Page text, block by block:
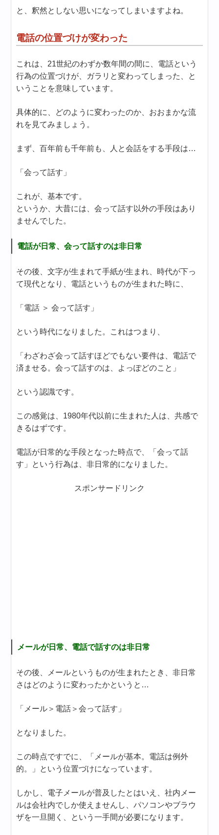
と、釈然としない思いになってしまいますよね。
電話の位置づけが変わった
これは、21世紀のわずか数年間の間に、電話という
行為の位置づけが、ガラリと変わってしまった、と
いうことを意味しています。
具体的に、どのように変わったのか、おおまかな流
れを見てみましょう。
まず、百年前も千年前も、人と会話をする手段は…
「会って話す」
これが、基本です。
というか、大昔には、会って話す以外の手段はあり
ませんでした。
電話が日常、会って話すのは非日常
その後、文字が生まれて手紙が生まれ、時代が下っ
て現代となり、電話というものが生まれた時に、
「電話 ＞ 会って話す」
という時代になりました。これはつまり、
「わざわざ会って話すほどでもない要件は、電話で
済ませる。会って話すのは、よっぽどのこと」
という認識です。
この感覚は、1980年代以前に生まれた人は、共感で
きるはずです。
電話が日常的な手段となった時点で、「会って話
す」という行為は、非日常的になりました。
スポンサードリンク
メールが日常、電話で話すのは非日常
その後、メールというものが生まれたとき、非日常
さはどのように変わったかというと…
「メール＞電話＞会って話す」
となりました。
この時点ですでに、「メールが基本。電話は例外
的。」という位置づけになっています。
しかし、電子メールが普及したとはいえ、社内メー
ルは会社内でしか使えませんし、パソコンやブラウ
ザを一旦開く、という一手間が必要になります。